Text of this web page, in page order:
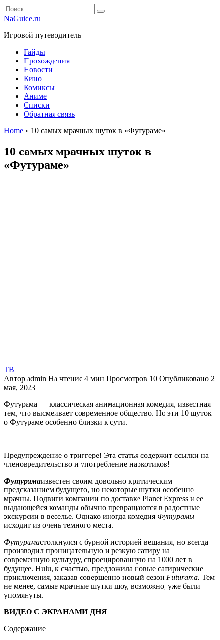
Перейти
к
Search
for:
NaGuide.ru
Игровой путеводитель
Гайды
Прохождения
Новости
Кино
Комиксы
Аниме
Списки
Обратная связь
Home » 10 самых мрачных шуток в «Футураме»
10 самых мрачных шуток в
«Футураме»
ТВ
Автор admin На чтение 4 мин Просмотров 10 Опубликовано 2
мая, 2023
Футурама — классическая анимационная комедия, известная
тем, что высмеивает современное общество. Но эти 10 шуток
о Футураме особенно близки к сути.
Предупреждение о триггере! Эта статья содержит ссылки на
членовредительство и употребление наркотиков!
Футурамаизвестен своим довольно критическим
предсказанием будущего, но некоторые шутки особенно
мрачны. Подвиги компании по доставке Planet Express и ее
выдающейся команды обычно превращаются в радостные
экскурсии в веселье. Однако иногда комедия Футурамы
исходит из очень темного места.
Футурамастолкнулся с бурной историей вещания, но всегда
производил проницательную и резкую сатиру на
современную культуру, спроецированную на 1000 лет в
будущее. Hulu, к счастью, предложила новые сатирические
приключения, заказав совершенно новый сезон Futurama. Тем
не менее, самые мрачные шутки шоу, возможно, уже были
упомянуты.
ВИДЕО С ЭКРАНАМИ ДНЯ
Содержание